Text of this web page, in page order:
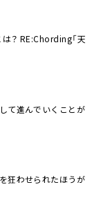
？ RE:Chording「天
て進んでいくことが
狂わせられたほうが